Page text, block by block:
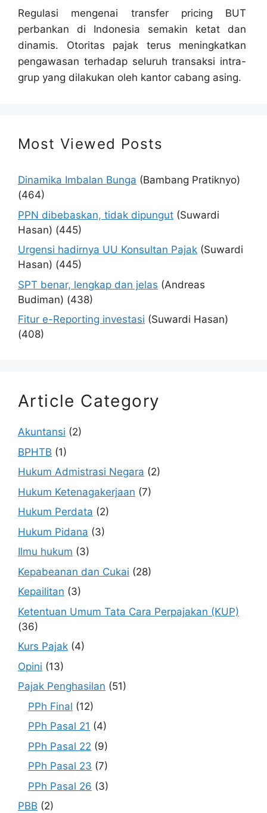
Regulasi mengenai transfer pricing BUT
perbankan di Indonesia semakin ketat dan
dinamis. Otoritas pajak terus meningkatkan
pengawasan terhadap seluruh transaksi intra-
grup yang dilakukan oleh kantor cabang asing.
Most Viewed Posts
Dinamika Imbalan Bunga (Bambang Pratiknyo)
(464)
PPN dibebaskan, tidak dipungut (Suwardi
Hasan) (445)
Urgensi hadirnya UU Konsultan Pajak (Suwardi
Hasan) (445)
SPT benar, lengkap dan jelas (Andreas
Budiman) (438)
Fitur e-Reporting investasi (Suwardi Hasan)
(408)
Article Category
Akuntansi (2)
BPHTB (1)
Hukum Admistrasi Negara (2)
Hukum Ketenagakerjaan (7)
Hukum Perdata (2)
Hukum Pidana (3)
Ilmu hukum (3)
Kepabeanan dan Cukai (28)
Kepailitan (3)
Ketentuan Umum Tata Cara Perpajakan (KUP)
(36)
Kurs Pajak (4)
Opini (13)
Pajak Penghasilan (51)
PPh Final (12)
PPh Pasal 21 (4)
PPh Pasal 22 (9)
PPh Pasal 23 (7)
PPh Pasal 26 (3)
PBB (2)